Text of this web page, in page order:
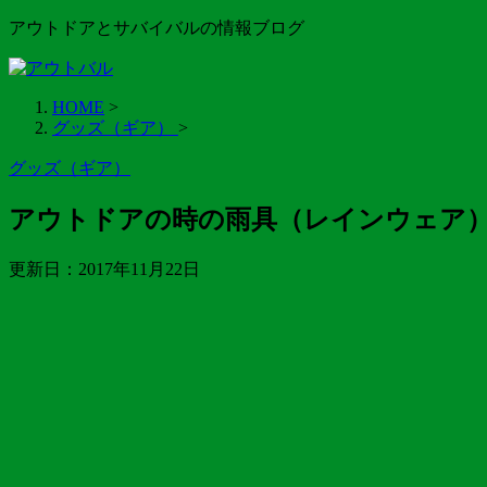
アウトドアとサバイバルの情報ブログ
HOME >
グッズ（ギア）
>
グッズ（ギア）
アウトドアの時の雨具（レインウェア
更新日： 2017年11月22日